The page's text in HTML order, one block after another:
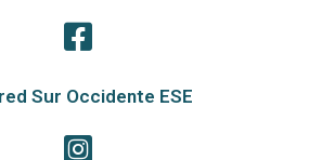
Sur Occidente ESE